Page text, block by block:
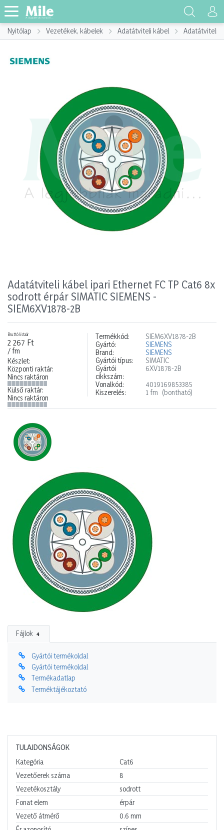
Nyitólap Vezetékek, kábelek Adatátviteli kábel Adatátviteli
Adatátviteli kábel ipari Ethernet FC TP Cat6 8x
sodrott érpár SIMATIC SIEMENS -
SIEM6XV1878-2B
Bruttó listaár
2 267 Ft
/ fm
Készlet:
Központi raktár:
Nincs raktáron
Külső raktár:
Nincs raktáron
Termékkód:
SIEM6XV1878-2B
Gyártó:
SIEMENS
Brand:
SIEMENS
Gyártói típus:
SIMATIC
Gyártói
cikkszám:
6XV1878-2B
Vonalkód:
4019169853385
Kiszerelés:
1 fm (bontható)
Fájlok 4
Gyártói termékoldal
Gyártói termékoldal
Termékadatlap
Terméktájékoztató
TULAJDONSÁGOK
Kategória
Cat6
Vezetőerek száma
8
Vezetékosztály
sodrott
Fonat elem
érpár
Vezető átmérő
0.6 mm